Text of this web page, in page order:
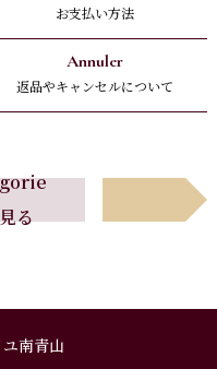
お支払い方法
Annuler
返品やキャンセルについて
る
ユ南青山